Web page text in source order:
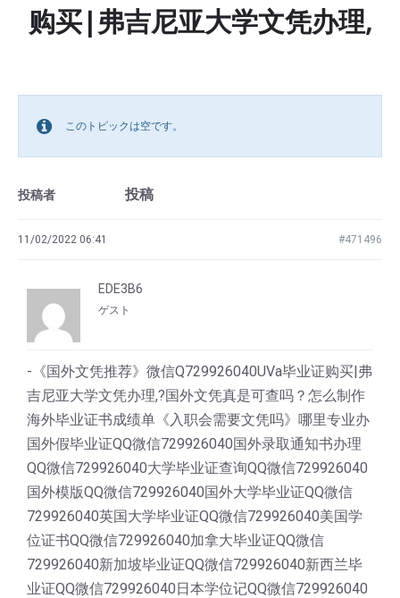
购买|弗吉尼亚大学文凭办理,
このトピックは空です。
投稿者 投稿
11/02/2022 06:41 #471496
EDE3B6
ゲスト
-《国外文凭推荐》微信Q729926040UVa毕业证购买|弗
吉尼亚大学文凭办理,?国外文凭真是可查吗？怎么制作
海外毕业证书成绩单《入职会需要文凭吗》哪里专业办
国外假毕业证QQ微信729926040国外录取通知书办理
QQ微信729926040大学毕业证查询QQ微信729926040
国外模版QQ微信729926040国外大学毕业证QQ微信
729926040英国大学毕业证QQ微信729926040美国学
位证书QQ微信729926040加拿大毕业证QQ微信
729926040新加坡毕业证QQ微信729926040新西兰毕
业证QQ微信729926040日本学位记QQ微信729926040